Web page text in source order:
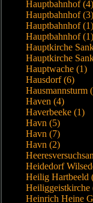
Hauptbahnhof (4)
Hauptbahnhof (3)
Hauptbahnhof (1)
Hauptbahnhof (1)
Hauptkirche
Hauptkirche
Hauptwache (1)
Hausdorf (6)
Hausmannsturm
Haven (4)
Haverbeeke (1)
Havn (5)
Havn (7)
Havn (2)
Heidedorf
Heilig Hartbeeld
Heiliggeistkirche
Heinrich Heine